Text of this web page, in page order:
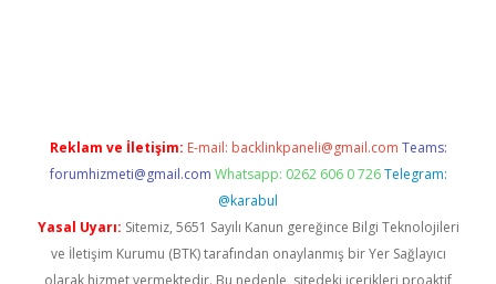
Reklam ve İletişim: E-mail: backlinkpaneli@gmail.com Teams:
forumhizmeti@gmail.com Whatsapp: 0262 606 0 726 Telegram:
@karabul
Yasal Uyarı: Sitemiz, 5651 Sayılı Kanun gereğince Bilgi Teknolojileri
ve İletişim Kurumu (BTK) tarafından onaylanmış bir Yer Sağlayıcı
olarak hizmet vermektedir. Bu nedenle, sitedeki içerikleri proaktif